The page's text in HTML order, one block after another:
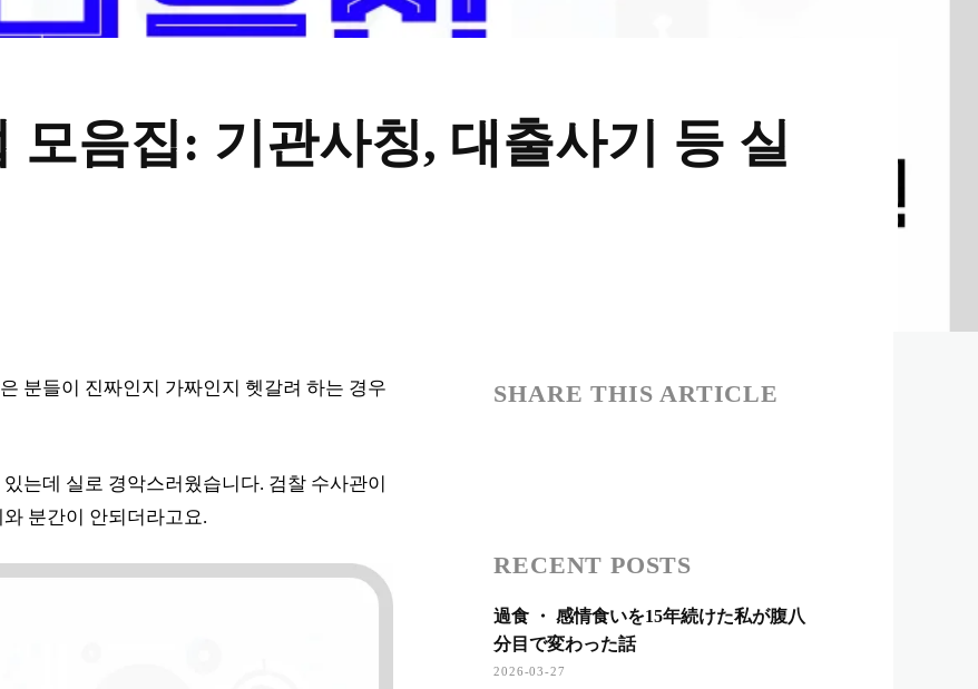
모음집: 기관사칭, 대출사기 등 실
분들이 진짜인지 가짜인지 헷갈려 하는 경우
는데 실로 경악스러웠습니다. 검찰 수사관이
분간이 안되더라고요.
SHARE THIS ARTICLE
RECENT POSTS
過食 ・ 感情食いを15年続けた私が腹八
分目で変わった話
2026-03-27